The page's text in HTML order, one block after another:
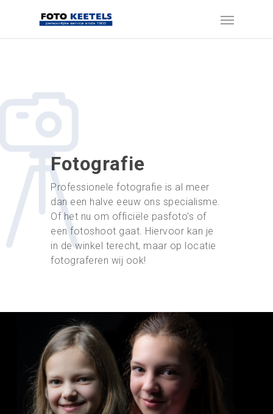
Fotografie
Professionele fotografie is al meer
dan een halve eeuw ons specialisme.
Of het nu om officiële pasfoto’s of
een fotoshoot gaat. Hiervoor kan je
in de winkel terecht, maar op locatie
fotograferen wij ook!